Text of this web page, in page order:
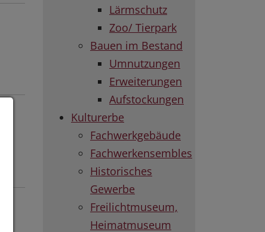
Lärmschutz
Zoo/ Tierpark
Bauen im Bestand
Umnutzungen
Erweiterungen
Aufstockungen
Kulturerbe
Fachwerkgebäude
Fachwerkensembles
Historisches
Gewerbe
Freilichtmuseum,
Heimatmuseum